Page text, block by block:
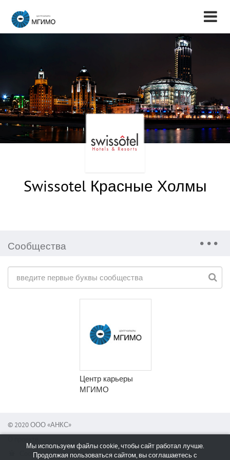
Swissotel Красные Холмы
Сообщества
Центр карьеры
МГИМО
© 2020 ООО «АНКС»
Сообщить об ошибке
Мы используем файлы cookie, чтобы сайт работал лучше.
Продолжая пользоваться сайтом, вы соглашаетесь с